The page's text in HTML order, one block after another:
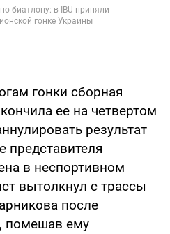
гонки сборная
ее на четвертом
результат
представителя
в неспортивном
вытолкнул с трассы
после
помешав ему